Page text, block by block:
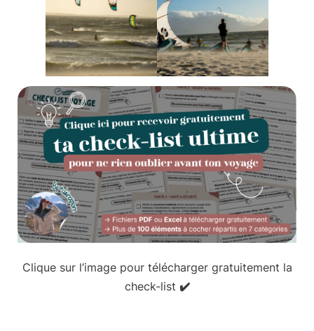
Clique sur l’image pour télécharger gratuitement la
check-list ✔️